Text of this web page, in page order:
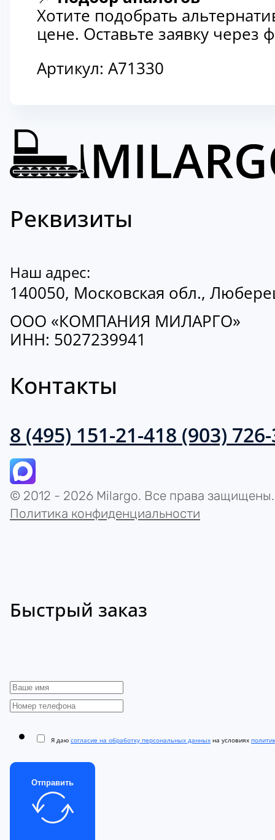
Хотите подобрать
цене. Оставьте заявку
Артикул: A71330
Реквизиты
Наш адрес:
140050, Московская обл.,
ООО «КОМПАНИЯ МИЛАРГО»
ИНН: 5027239941
Контакты
8 (495) 151-21-418 (903)
© 2012 - 2026 Milargo. Все права защищены.
Политика конфиденциальности
Быстрый заказ
Я даю согласие на обработку персональных данных на условиях
Отправить